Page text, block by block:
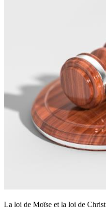
La loi de Moïse et la loi de Christ